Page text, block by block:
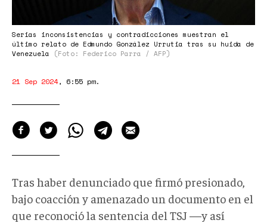
Serias inconsistencias y contradicciones muestran el
último relato de Edmundo González Urrutia tras su huida de
Venezuela
(Foto: Federico Parra / AFP)
21 Sep 2024, 6:55 pm.
Tras haber denunciado que firmó presionado,
bajo coacción y amenazado un documento en el
que reconoció la sentencia del TSJ —y así